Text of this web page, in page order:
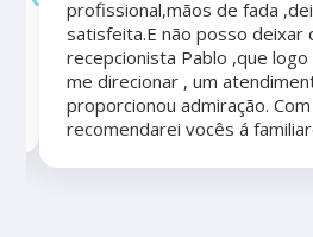
profissional,mãos de fada
satisfeita.E não posso deixar
recepcionista Pablo ,que
me direcionar , um
proporcionou admiração.
recomendarei vocês á